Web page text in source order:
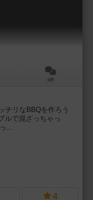
0件
チリなBBQを作ろう
ルで混ざっちゃっ
...
4